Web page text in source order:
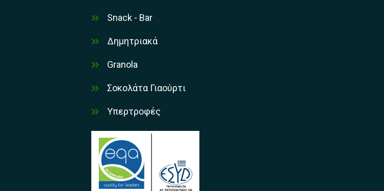
Snack - Bar
Δημητριακά
Granola
Σοκολάτα Γιαούρτι
Υπερτροφές